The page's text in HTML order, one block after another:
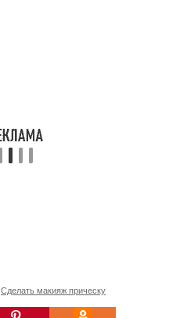
Сделать макияж прическу